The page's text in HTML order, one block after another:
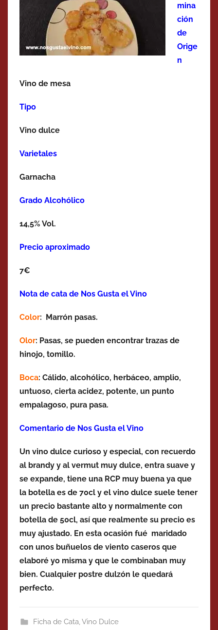
mina
ción
de
Orige
n
Vino de mesa
Tipo
Vino dulce
Varietales
Garnacha
Grado Alcohólico
14,5% Vol.
Precio aproximado
7€
Nota de cata de Nos Gusta el Vino
Color: Marrón pasas.
Olor: Pasas, se pueden encontrar trazas de
hinojo, tomillo.
Boca: Cálido, alcohólico, herbáceo, amplio,
untuoso, cierta acidez, potente, un punto
empalagoso, pura pasa.
Comentario de Nos Gusta el Vino
Un vino dulce curioso y especial, con recuerdo
al brandy y al vermut muy dulce, entra suave y
se expande, tiene una RCP muy buena ya que
la botella es de 70cl y el vino dulce suele tener
un precio bastante alto y normalmente con
botella de 50cl, así que realmente su precio es
muy ajustado. En esta ocasión fué maridado
con unos buñuelos de viento caseros que
elaboré yo misma y que le combinaban muy
bien. Cualquier postre dulzón le quedará
perfecto.
Ficha de Cata,Vino Dulce